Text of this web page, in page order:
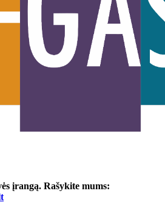
įrangą. Rašykite mums: